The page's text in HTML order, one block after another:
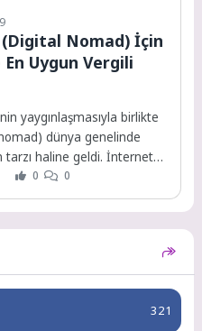
Nomad) İçin
Uygun Vergili
yaygınlaşmasıyla birlikte
dünya genelinde
tarzı haline geldi. İnternet
0 0
321